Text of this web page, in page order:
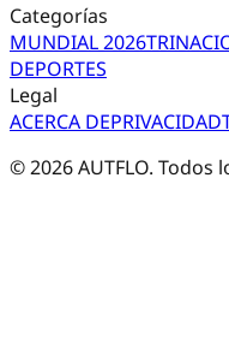
Categorías
MUNDIAL 2026TRI
DEPORTES
Legal
ACERCA DEPRIVACIDAD
©2026AUTFLO. Todos